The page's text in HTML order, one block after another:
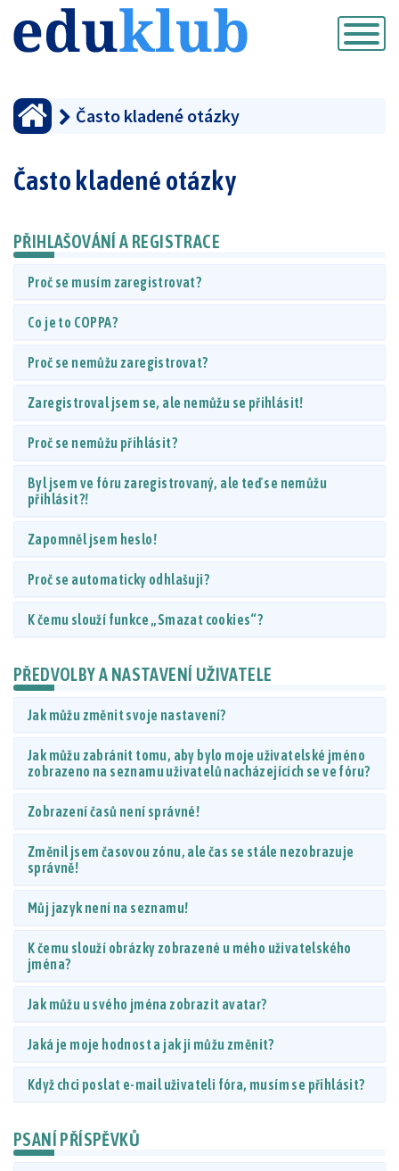
Přepnout
navigaci
Často kladené otázky
Často kladené otázky
PŘIHLAŠOVÁNÍ A REGISTRACE
Proč se musím zaregistrovat?
Co je to COPPA?
Proč se nemůžu zaregistrovat?
Zaregistroval jsem se, ale nemůžu se přihlásit!
Proč se nemůžu přihlásit?
Byl jsem ve fóru zaregistrovaný, ale teď se nemůžu
přihlásit?!
Zapomněl jsem heslo!
Proč se automaticky odhlašuji?
K čemu slouží funkce „Smazat cookies“?
PŘEDVOLBY A NASTAVENÍ UŽIVATELE
Jak můžu změnit svoje nastavení?
Jak můžu zabránit tomu, aby bylo moje uživatelské jméno
zobrazeno na seznamu uživatelů nacházejících se ve fóru?
Zobrazení časů není správné!
Změnil jsem časovou zónu, ale čas se stále nezobrazuje
správně!
Můj jazyk není na seznamu!
K čemu slouží obrázky zobrazené u mého uživatelského
jména?
Jak můžu u svého jména zobrazit avatar?
Jaká je moje hodnost a jak ji můžu změnit?
Když chci poslat e-mail uživateli fóra, musím se přihlásit?
PSANÍ PŘÍSPĚVKŮ